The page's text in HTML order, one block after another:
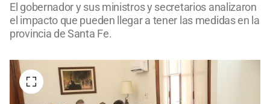
El gobernador y sus ministros y secretarios analizaron
el impacto que pueden llegar a tener las medidas en la
provincia de Santa Fe.